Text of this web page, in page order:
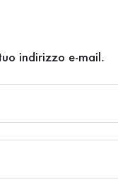
indirizzo e-mail.